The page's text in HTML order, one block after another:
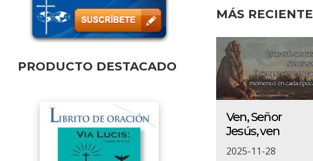
PRODUCTO DESTACADO
MÁS RECIENTE
Ven, Señor
Jesús, ven
2025-11-28